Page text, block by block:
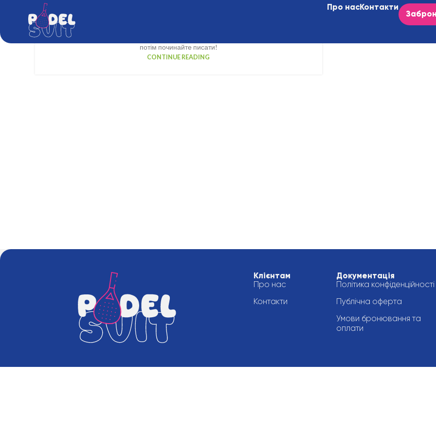
Про насКонтакти
Ласкаво просимо до WordPress. Це ваш перший запис. Редагуйте або видаліть, а
потім починайте писати!
CONTINUE READING
Клієнтам
Про нас
Контакти
Документація
Політика конфіденційності
Публічна оферта
Умови бронювання та
оплати